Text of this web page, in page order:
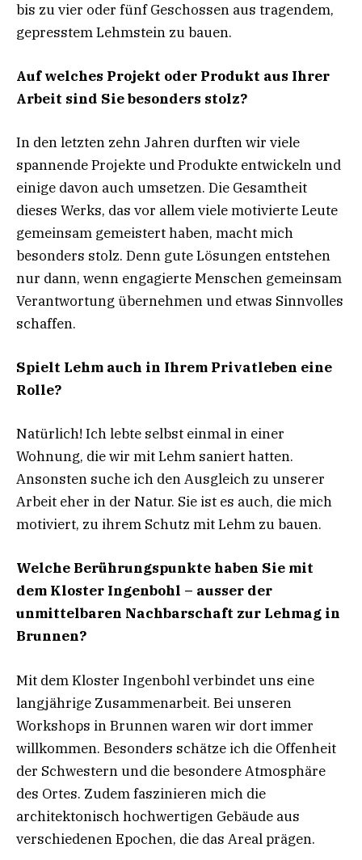
bis zu vier oder fünf Geschossen aus tragendem,
gepresstem Lehmstein zu bauen.
Auf welches Projekt oder Produkt aus Ihrer
Arbeit sind Sie besonders stolz?
In den letzten zehn Jahren durften wir viele
spannende Projekte und Produkte entwickeln und
einige davon auch umsetzen. Die Gesamtheit
dieses Werks, das vor allem viele motivierte Leute
gemeinsam gemeistert haben, macht mich
besonders stolz. Denn gute Lösungen entstehen
nur dann, wenn engagierte Menschen gemeinsam
Verantwortung übernehmen und etwas Sinnvolles
schaffen.
Spielt Lehm auch in Ihrem Privatleben eine
Rolle?
Natürlich! Ich lebte selbst einmal in einer
Wohnung, die wir mit Lehm saniert hatten.
Ansonsten suche ich den Ausgleich zu unserer
Arbeit eher in der Natur. Sie ist es auch, die mich
motiviert, zu ihrem Schutz mit Lehm zu bauen.
Welche Berührungspunkte haben Sie mit
dem Kloster Ingenbohl – ausser der
unmittelbaren Nachbarschaft zur Lehmag in
Brunnen?
Mit dem Kloster Ingenbohl verbindet uns eine
langjährige Zusammenarbeit. Bei unseren
Workshops in Brunnen waren wir dort immer
willkommen. Besonders schätze ich die Offenheit
der Schwestern und die besondere Atmosphäre
des Ortes. Zudem faszinieren mich die
architektonisch hochwertigen Gebäude aus
verschiedenen Epochen, die das Areal prägen.